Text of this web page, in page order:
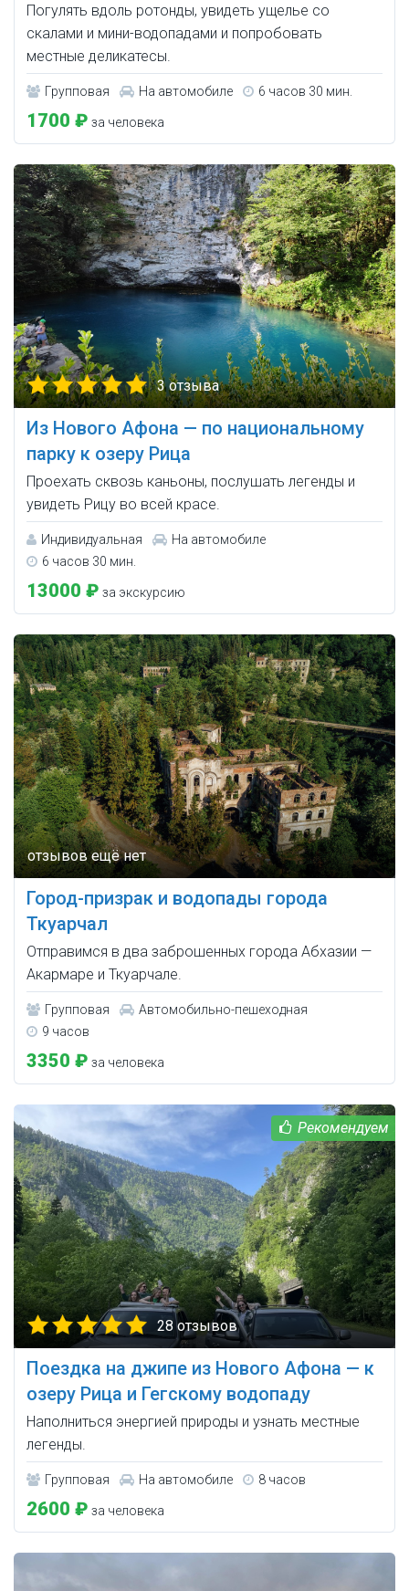
Погулять вдоль ротонды, увидеть ущелье со
скалами и мини-водопадами и попробовать
местные деликатесы.
Групповая На автомобиле 6 часов 30 мин.
1700 ₽ за человека
3 отзыва
Из Нового Афона — по национальному
парку к озеру Рица
Проехать сквозь каньоны, послушать легенды и
увидеть Рицу во всей красе.
Индивидуальная
На автомобиле
6 часов 30 мин.
13000 ₽ за экскурсию
Город-призрак и водопады города
Ткуарчал
Отправимся в два заброшенных города Абхазии —
Акармаре и Ткуарчале.
Групповая
Автомобильно-пешеходная
9 часов
3350 ₽ за человека
28 отзывов
Поездка на джипе из Нового Афона — к
озеру Рица и Гегскому водопаду
Наполниться энергией природы и узнать местные
легенды.
Групповая На автомобиле 8 часов
2600 ₽ за человека